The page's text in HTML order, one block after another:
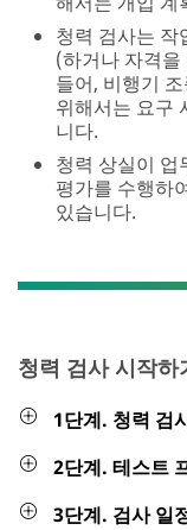
청력 검사는 작
(하거나 자격
들어, 비행기
위해서는 요구
니다.
청력 상실이 업
평가를 수행하
있습니다.
청력 검사 시작하
1단계. 청력 검
2단계. 테스트
3단계. 검사 일